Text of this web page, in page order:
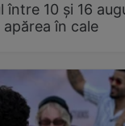
10 și 16
în cale